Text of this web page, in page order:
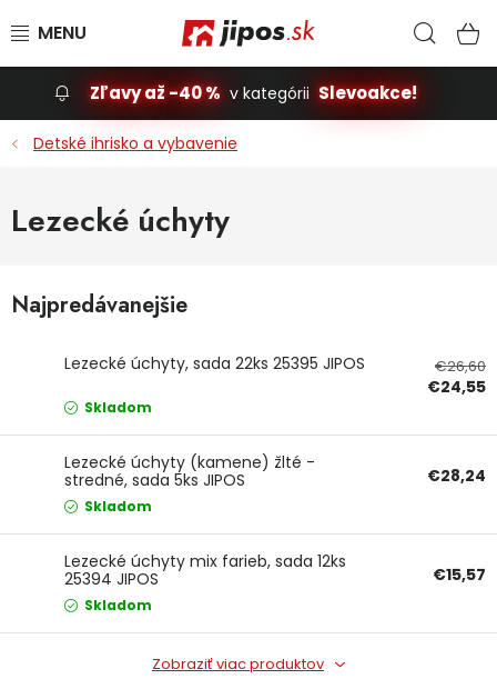
Slevoakce
Záhrada
Príslušenstvo pre automobily
Vybavenie a hračky pre deti
Domácnosť
Ochranné pracovné pomôcky
Vianoce
Zľavy až -40 % v kategórii Slevoakce!
Detské ihrisko a vybavenie
Lezecké úchyty
Najpredávanejšie
Lezecké úchyty, sada 22ks 25395 JIPOS €26,60
€24,55
Skladom
Lezecké úchyty (kamene) žlté -
stredné, sada 5ks JIPOS
€28,24
Skladom
Lezecké úchyty mix farieb, sada 12ks
25394 JIPOS
€15,57
Skladom
Zobraziť viac produktov